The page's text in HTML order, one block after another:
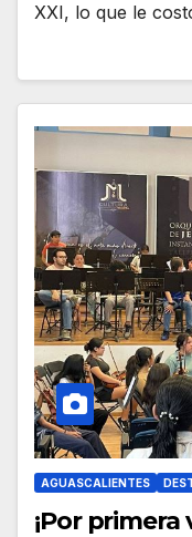
XXI, lo que le
AGUASCALIENTES
¡Por